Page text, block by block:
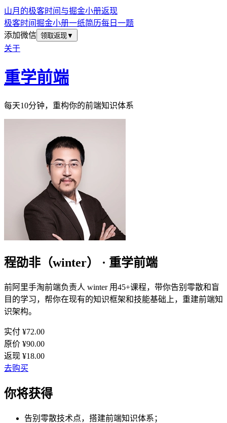
山月的极客时间与掘金小册返现
极客时间掘金小册一纸简历每日一题
添加微信 领取返现▼
关于
重学前端
每天10分钟，重构你的前端知识体系
程劭非（winter） · 重学前端
前阿里手淘前端负责人 winter 用45+课程，带你告别零散和盲
目的学习，帮你在现有的知识框架和技能基础上，重建前端知
识架构。
实付 ¥72.00
原价 ¥90.00
返现 ¥18.00
去购买
你将获得
告别零散技术点，搭建前端知识体系；